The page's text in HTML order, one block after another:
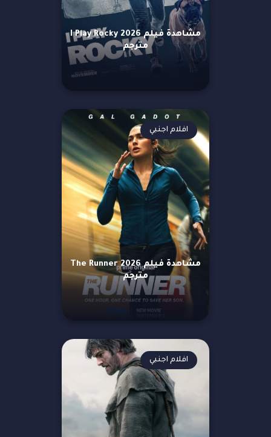
مشاهدة فيلم I Play Rocky 2026
مترجم
مشاهدة فيلم The Runner 2026
مترجم
افلام اجنبي
افلام اجنبي